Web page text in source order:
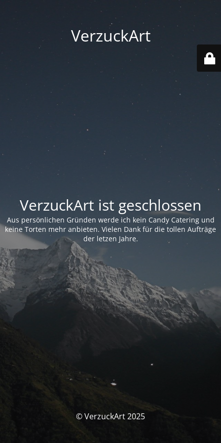
VerzuckArt
VerzuckArt ist geschlossen
Aus persönlichen Gründen werde ich kein Candy Catering und
keine Torten mehr anbieten. Vielen Dank für die tollen Aufträge
der letzen Jahre.
© VerzuckArt 2025